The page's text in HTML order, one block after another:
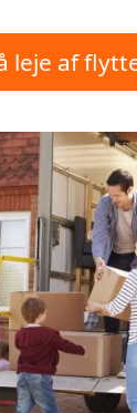
leje af